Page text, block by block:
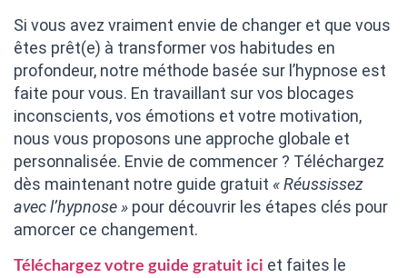
Si vous avez vraiment envie de changer et que vous
êtes prêt(e) à transformer vos habitudes en
profondeur, notre méthode basée sur l’hypnose est
faite pour vous. En travaillant sur vos blocages
inconscients, vos émotions et votre motivation,
nous vous proposons une approche globale et
personnalisée. Envie de commencer ? Téléchargez
dès maintenant notre guide gratuit « Réussissez
avec l’hypnose » pour découvrir les étapes clés pour
amorcer ce changement.
Téléchargez votre guide gratuit ici et faites le